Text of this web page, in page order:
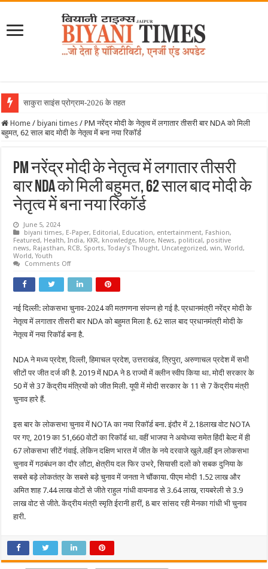
साकुरा साइंस प्रोग्राम-2026 के तहत जापान रवाना
Home / biyani times / PM नरेंद्र मोदी के नेतृत्व में लगातार तीसरी बार NDA को मिली
बहुमत, 62 साल बाद मोदी के नेतृत्व में बना नया रिकॉर्ड
PM नरेंद्र मोदी के नेतृत्व में लगातार तीसरी
बार NDA को मिली बहुमत, 62 साल बाद मोदी के
नेतृत्व में बना नया रिकॉर्ड
June 5, 2024
biyani times, E-Paper, Editorial, Education, entertainment, Fashion,
Featured, Health,India, KKR, knowledge, More, News, political, positive
news, Rajasthan, RCB, Sports,Today's Thought, Uncategorized,win,World,
World,Youth
Comments Offon
नरेंद्र
मोदी
के
में
लगातार
तीसरी
बार
मिली
बहुमत,
62
साल
बाद
बना
नया
रिकॉर्ड
नई दिल्ली: लोकसभा चुनाव-2024 की मतगणना संपन्न हो गई है. प्रधानमंत्री नरेंद्र मोदी के
नेतृत्व में लगातार तीसरी बार NDA को बहुमत मिला है. 62 साल बाद प्रधानमंत्री मोदी के
नेतृत्व में नया रिकॉर्ड बना है.
NDA ने मध्य प्रदेश, दिल्ली, हिमाचल प्रदेश, उत्तराखंड, त्रिपुरा, अरुणाचल प्रदेश में सभी
सीटों पर जीत दर्ज की है. 2019 में NDA ने 8 राज्यों में क्लीन स्वीप किया था. मोदी सरकार के
50 में से 37 केंद्रीय मंत्रियों को जीत मिली. यूपी में मोदी सरकार के 11 से 7 केंद्रीय मंत्री
चुनाव हारे हैं.
इस बार के लोकसभा चुनाव में NOTA का नया रिकॉर्ड बना. इंदौर में 2.18लाख वोट NOTA
पर गए, 2019 का 51,660 वोटों का रिकॉर्ड था. वहीं भाजपा ने अयोध्या समेत हिंदी बेल्ट में ही
67 लोकसभा सीटें गंवाई. लेकिन दक्षिण भारत में जीत के नये दरवाजे खुले.वहीं इन लोकसभा
चुनाव में गठबंधन का दौर लौटा, क्षेत्रीय दल फिर उभरे, सियासी दलों को सबक दुनिया के
सबसे बड़े लोकतंत्र के सबसे बड़े चुनाव में जनता ने चौंकाया. पीएम मोदी 1.52 लाख और
अमित शाह 7.44 लाख वोटों से जीते राहुल गांधी वायनाड से 3.64 लाख, रायबरेली से 3.9
लाख वोट से जीते. केंद्रीय मंत्री स्मृति ईरानी हारीं, 8 बार सांसद रही मेनका गांधी भी चुनाव
हारी.